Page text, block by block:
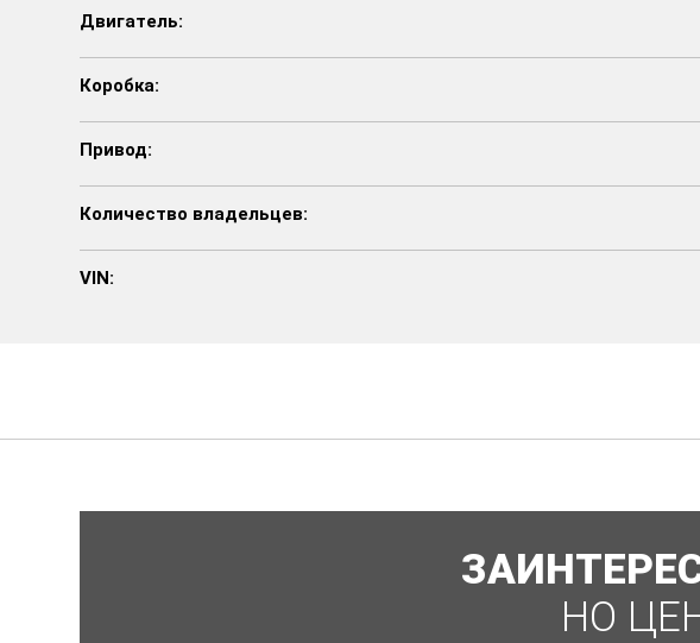
Двигатель:
Коробка:
Привод:
Количество владельцев:
VIN:
НО